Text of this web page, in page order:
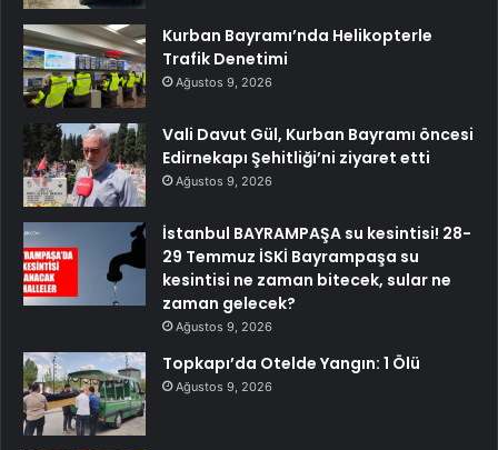
Kurban Bayramı’nda Helikopterle
Trafik Denetimi
Ağustos 9, 2026
Vali Davut Gül, Kurban Bayramı öncesi
Edirnekapı Şehitliği’ni ziyaret etti
Ağustos 9, 2026
İstanbul BAYRAMPAŞA su kesintisi! 28-
29 Temmuz İSKİ Bayrampaşa su
kesintisi ne zaman bitecek, sular ne
zaman gelecek?
Ağustos 9, 2026
Topkapı’da Otelde Yangın: 1 Ölü
Ağustos 9, 2026